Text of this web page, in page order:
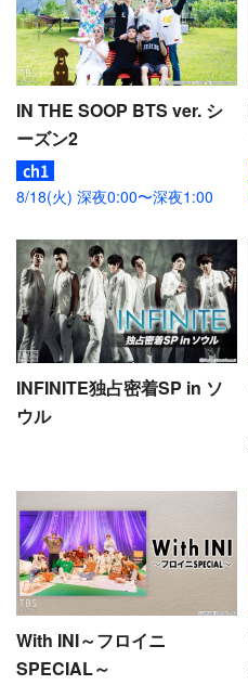
IN THE SOOP BTS ver. シ
ーズン2
8/18(火) 深夜0:00〜深夜1:00
INFINITE独占密着SP in ソ
ウル
With INI～フロイニ
SPECIAL～